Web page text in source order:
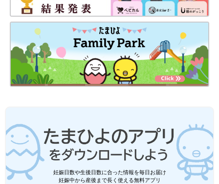
妊娠日数や生後日数に合った情報を毎日お届け
妊娠中から産後まで長く使える無料アプリ